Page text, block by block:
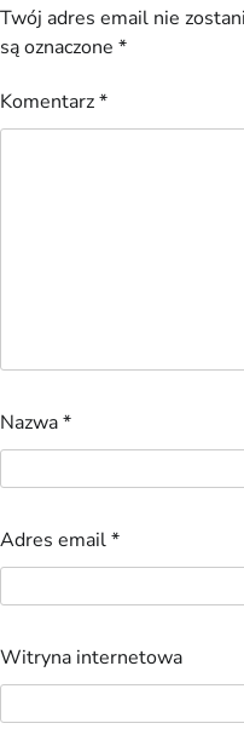
Twój adres email nie
są oznaczone *
Komentarz*
Nazwa*
Adres email*
Witryna internetowa